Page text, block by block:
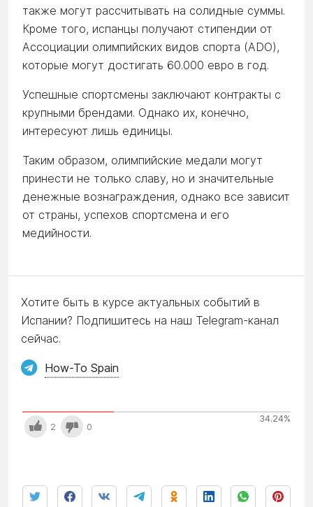
также могут рассчитывать на солидные суммы.
Кроме того, испанцы получают стипендии от
Ассоциации олимпийских видов спорта (ADO),
которые могут достигать 60.000 евро в год.
Успешные спортсмены заключают контракты с
крупными брендами. Однако их, конечно,
интересуют лишь единицы.
Таким образом, олимпийские медали могут
принести не только славу, но и значительные
денежные вознаграждения, однако все зависит
от страны, успехов спортсмена и его
медийности.
Хотите быть в курсе актуальных событий в
Испании? Подпишитесь на наш Telegram-канал
сейчас.
How-To Spain
34.24%
2 0